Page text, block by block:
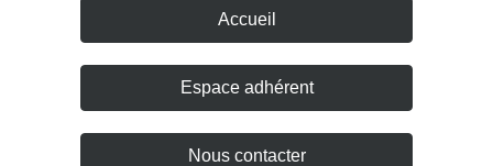
Accueil
Espace adhérent
Nous contacter